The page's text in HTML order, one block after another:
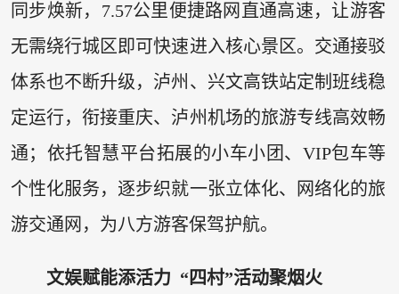
同步焕新，7.57公里便捷路网直通高速，让游客
无需绕行城区即可快速进入核心景区。交通接驳
体系也不断升级，泸州、兴文高铁站定制班线稳
定运行，衔接重庆、泸州机场的旅游专线高效畅
通；依托智慧平台拓展的小车小团、VIP包车等
个性化服务，逐步织就一张立体化、网络化的旅
游交通网，为八方游客保驾护航。
文娱赋能添活力 “四村”活动聚烟火